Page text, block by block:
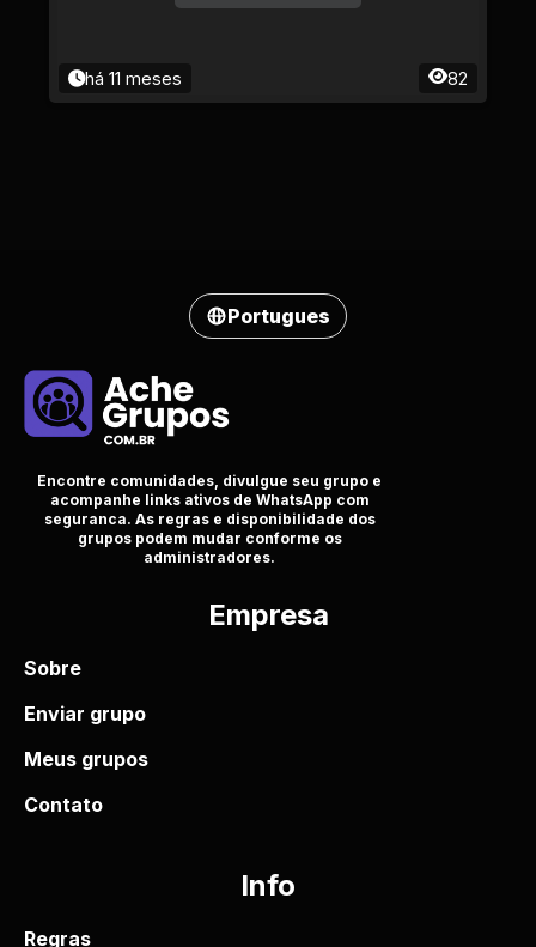
há 11 meses 82
Portugues
Encontre comunidades, divulgue seu grupo e
acompanhe links ativos de WhatsApp com
seguranca. As regras e disponibilidade dos
grupos podem mudar conforme os
administradores.
Empresa
Sobre
Enviar grupo
Meus grupos
Contato
Info
Regras